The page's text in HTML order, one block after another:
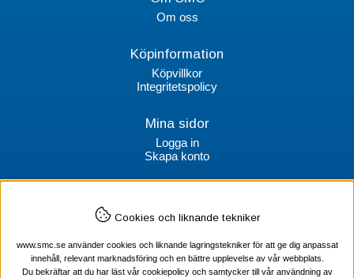
Om oss
Köpinformation
Köpvillkor
Integritetspolicy
Mina sidor
Logga in
Skapa konto
SMC Stockholms Maskincentral AB
100 64 Stockholm
Tel Verktyg: 08-578 55 230
Cookies och liknande tekniker
www.smc.se använder cookies och liknande lagringstekniker för att ge dig anpassat
innehåll, relevant marknadsföring och en bättre upplevelse av vår webbplats.
Du bekräftar att du har läst vår cookiepolicy och samtycker till vår användning av